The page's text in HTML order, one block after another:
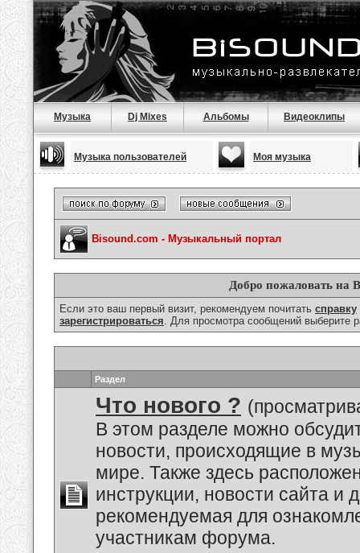
Музыка Dj Mixes Альбомы Видеоклипы
Музыка пользователей Моя музыка
Bisound.com - Музыкальный портал
Добро пожаловать на
Если это ваш первый визит, рекомендуем почитать справку
зарегистрироваться. Для просмотра сообщений выберите
Раздел
Что нового ?
В этом разделе можно
новости, происходящие в
мире. Также здесь
инструкции, новости сайта и
рекомендуемая для
участникам форума.